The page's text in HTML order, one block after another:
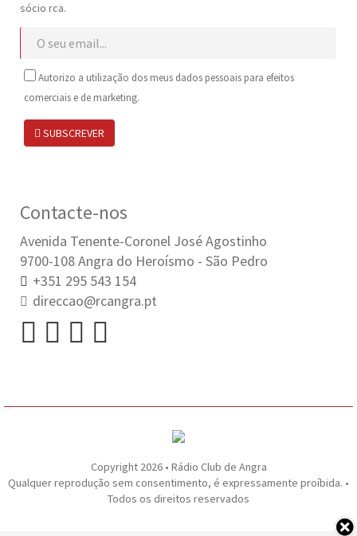
sócio rca.
Autorizo a utilização dos meus dados pessoais para efeitos
comerciais e de marketing.
SUBSCREVER
Contacte-nos
Avenida Tenente-Coronel José Agostinho
9700-108 Angra do Heroísmo - São Pedro
+351 295 543 154
direccao@rcangra.pt
Copyright 2026 • Rádio Club de Angra
Qualquer reprodução sem consentimento, é expressamente proíbida. •
Todos os direitos reservados